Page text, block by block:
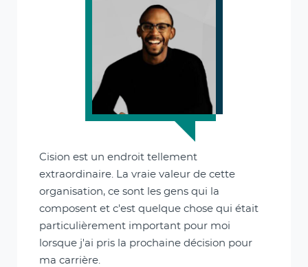
Cision est un endroit tellement
extraordinaire. La vraie valeur de cette
organisation, ce sont les gens qui la
composent et c'est quelque chose qui était
particulièrement important pour moi
lorsque j'ai pris la prochaine décision pour
ma carrière.